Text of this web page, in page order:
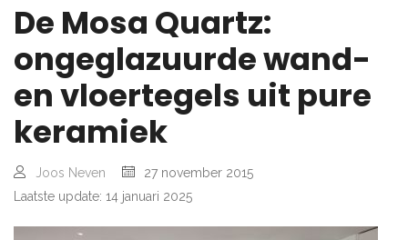
De Mosa Quartz:
ongeglazuurde wand-
en vloertegels uit pure
keramiek
Joos Neven
27 november 2015
Laatste update: 14 januari 2025